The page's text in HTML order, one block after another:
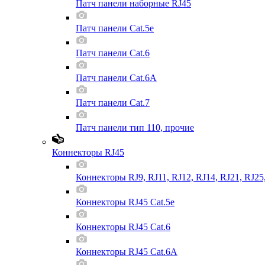
Патч панели наборные RJ45
Патч панели Cat.5e
Патч панели Cat.6
Патч панели Cat.6A
Патч панели Cat.7
Патч панели тип 110, прочие
Коннекторы RJ45
Коннекторы RJ9, RJ11, RJ12, RJ14, RJ21,
Коннекторы RJ45 Cat.5e
Коннекторы RJ45 Cat.6
Коннекторы RJ45 Cat.6A